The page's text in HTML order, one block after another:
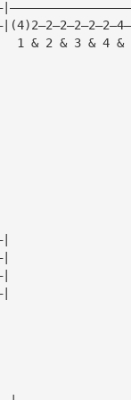
1 & 2 & 3 & 4 &